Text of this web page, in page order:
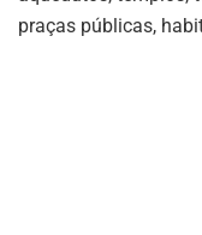
praças públicas,